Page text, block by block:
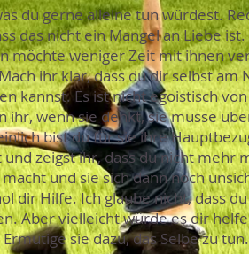
du gerne alleine tun würdest.
das nicht ein Mangel an Liebe
möchte weniger Zeit mit ihnen
ihr klar, dass du dir selbst am
kannst. Es ist nicht egoistisch
wenn sie denkt, sie müsse
bist du für sie ihre
zeigst ihr, dass du nicht mehr
und sie sich dann noch
dir Hilfe. Ich glaube nicht, dass
Aber vielleicht würde es dir
sie dazu, das Selbe zu